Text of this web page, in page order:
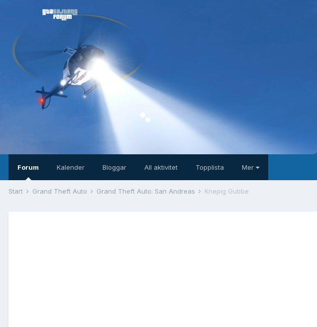
Forum Kalender Bloggar All aktivitet Topplista Mer
Start Grand Theft Auto Grand Theft Auto: San Andreas Knepig Gubbe